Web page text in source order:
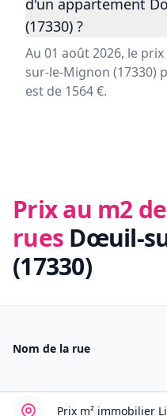
d'un appartement
(17330) ?
Au 01 août 2026, le
sur-le-Mignon (17330)
est de 1564 €.
Prix au m2
rues Dœuil-
(17330)
Nom de la rue
Prix m² immobilier